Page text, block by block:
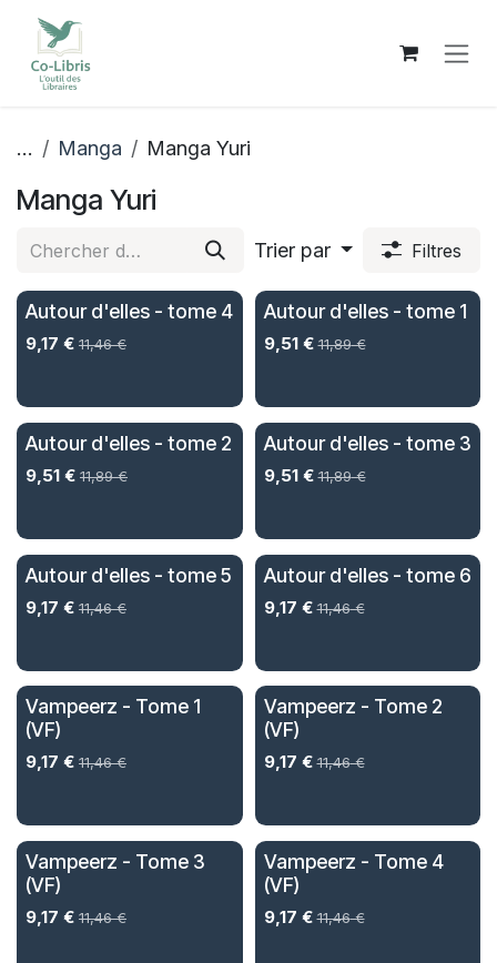
Se rendre au contenu
... Manga Manga Yuri
Manga Yuri
Trier par Filtres
Autour d'elles - tome 4
9,17 € 11,46€
Autour d'elles - tome 1
9,51€ 11,89€
Autour d'elles - tome 2
9,51 € 11,89€
Autour d'elles - tome 3
9,51€ 11,89€
Autour d'elles - tome 5
9,17 € 11,46€
Autour d'elles - tome 6
9,17 € 11,46€
Vampeerz - Tome 1
(VF)
9,17 € 11,46€
Vampeerz - Tome 2
(VF)
9,17 € 11,46€
Vampeerz - Tome 3
(VF)
9,17 € 11,46€
Vampeerz - Tome 4
(VF)
9,17 € 11,46€